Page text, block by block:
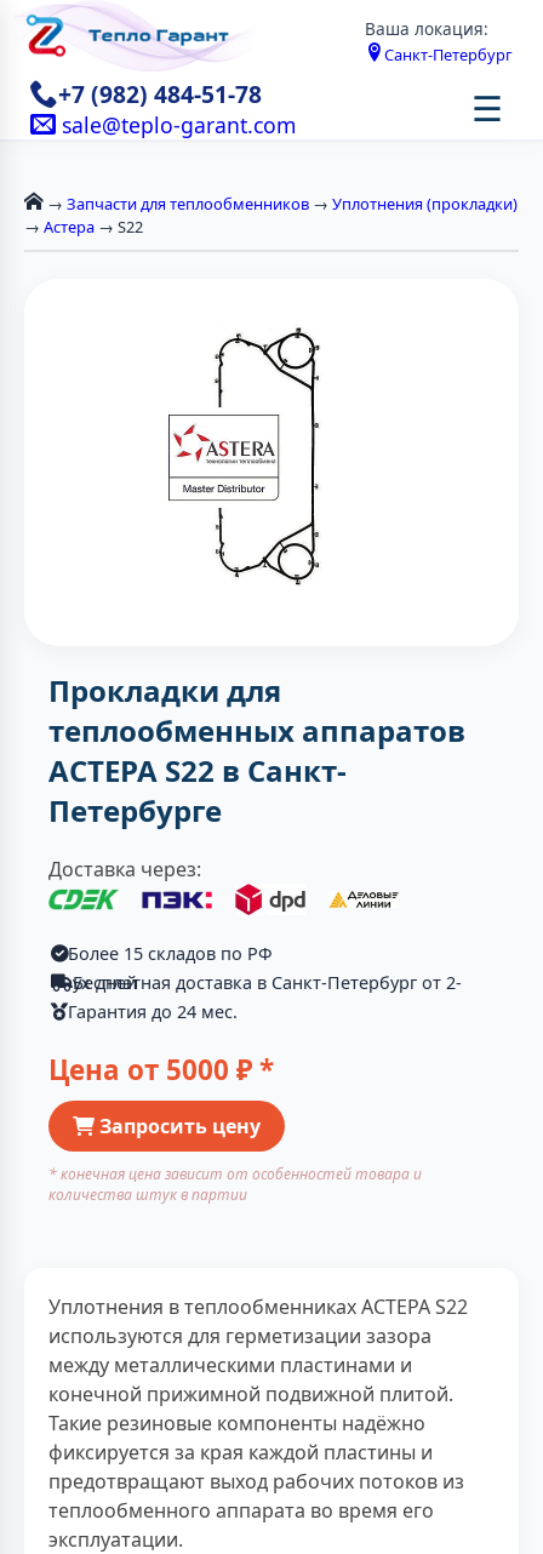
Ваша локация:
Санкт-Петербург
+7 (982) 484-51-78
sale@teplo-garant.com ☰
→ Запчасти для теплообменников → Уплотнения (прокладки)
→ Астера → S22
Прокладки для
теплообменных аппаратов
АСТЕРА S22 в Санкт-
Петербурге
Доставка через:
Более 15 складов по РФ
Бесплатная доставка в Санкт-Петербург от 2-ух дней
Гарантия до 24 мес.
Цена от 5000 ₽ *
Запросить цену
* конечная цена зависит от особенностей товара и
количества штук в партии
Уплотнения в теплообменниках АСТЕРА S22
используются для герметизации зазора
между металлическими пластинами и
конечной прижимной подвижной плитой.
Такие резиновые компоненты надёжно
фиксируется за края каждой пластины и
предотвращают выход рабочих потоков из
теплообменного аппарата во время его
эксплуатации.